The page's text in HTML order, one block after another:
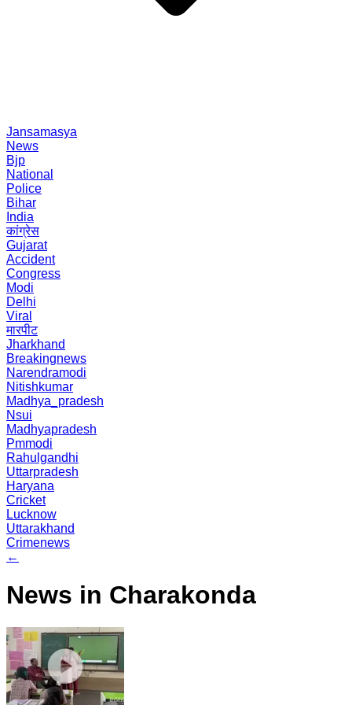
Jansamasya
News
Bjp
National
Police
Bihar
India
कांग्रेस
Gujarat
Accident
Congress
Modi
Delhi
Viral
मारपीट
Jharkhand
Breakingnews
Narendramodi
Nitishkumar
Madhya_pradesh
Nsui
Madhyapradesh
Pmmodi
Rahulgandhi
Uttarpradesh
Haryana
Cricket
Lucknow
Uttarakhand
Crimenews
←
News in Charakonda